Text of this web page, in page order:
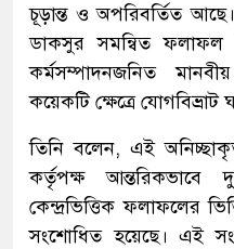
চূড়ান্ত ও অপরিবর্তিত
ডাকসুর সমন্বিত ফলাফল
কর্মসম্পাদনজনিত
কয়েকটি ক্ষেত্রে যোগবিভ্রাট
তিনি বলেন, এই অনিচ্ছাকৃত
কর্তৃপক্ষ আন্তরিকভাবে
কেন্দ্রভিত্তিক ফলাফলের
সংশোধিত হয়েছে। এই